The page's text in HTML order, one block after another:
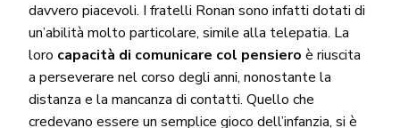
davvero piacevoli. I fratelli Ronan sono infatti dotati di
un’abilità molto particolare, simile alla telepatia. La
loro capacità di comunicare col pensiero è riuscita
a perseverare nel corso degli anni, nonostante la
distanza e la mancanza di contatti. Quello che
credevano essere un semplice gioco dell’infanzia, si è